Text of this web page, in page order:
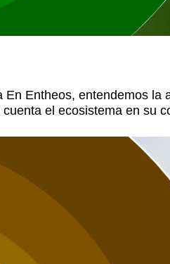
Entheos, entendemos
el ecosistema en su